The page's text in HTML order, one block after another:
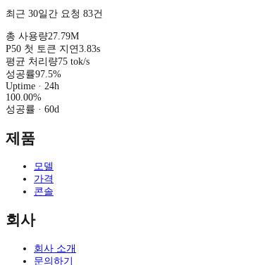
최근 30일간 요청 83건
총 사용량27.79M
P50 첫 토큰 지연3.83s
평균 처리량75 tok/s
성공률97.5%
Uptime · 24h
100.00%
성공률 · 60d
제품
모델
가격
콘솔
회사
회사 소개
문의하기